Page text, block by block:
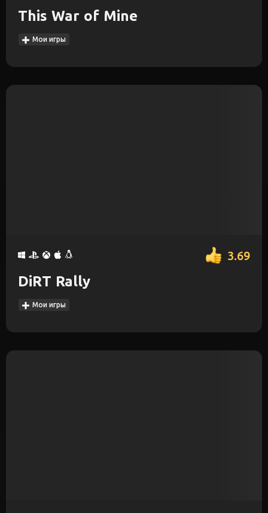
This War of Mine
Мои игры
3.69
DiRT Rally
Мои игры